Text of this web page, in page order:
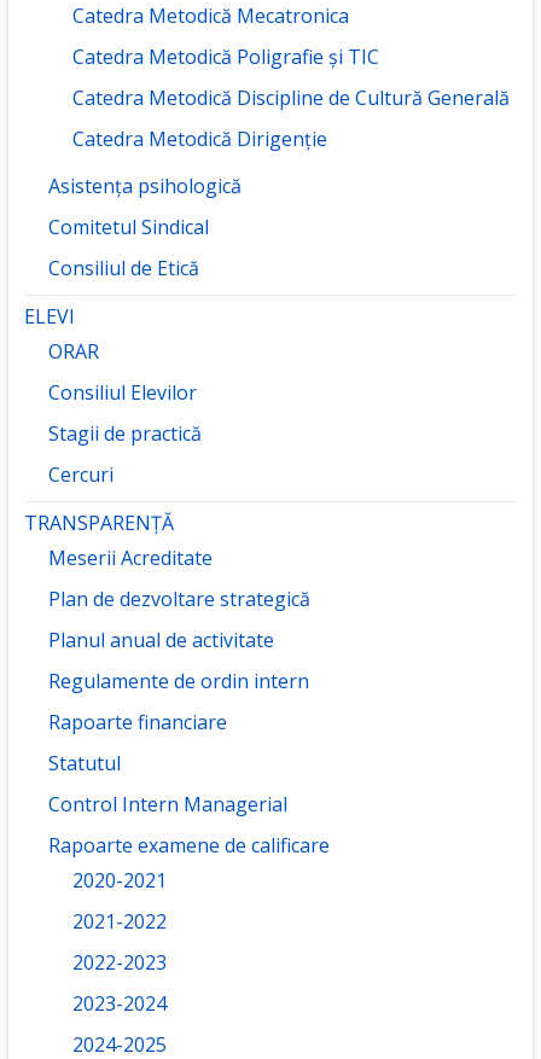
Catedra Metodică Mecatronica
Catedra Metodică Poligrafie și TIC
Catedra Metodică Discipline de Cultură Generală
Catedra Metodică Dirigenție
Asistența psihologică
Comitetul Sindical
Consiliul de Etică
ELEVI
ORAR
Consiliul Elevilor
Stagii de practică
Cercuri
TRANSPARENȚĂ
Meserii Acreditate
Plan de dezvoltare strategică
Planul anual de activitate
Regulamente de ordin intern
Rapoarte financiare
Statutul
Control Intern Managerial
Rapoarte examene de calificare
2020-2021
2021-2022
2022-2023
2023-2024
2024-2025